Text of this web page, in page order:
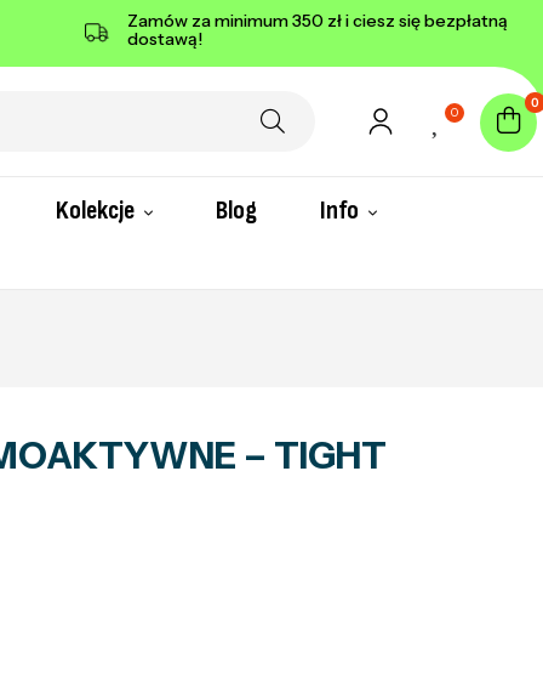
Zamów za minimum 350 zł i ciesz się bezpłatną
dostawą!
0
0
Kolekcje Blog Info
– TIGHT